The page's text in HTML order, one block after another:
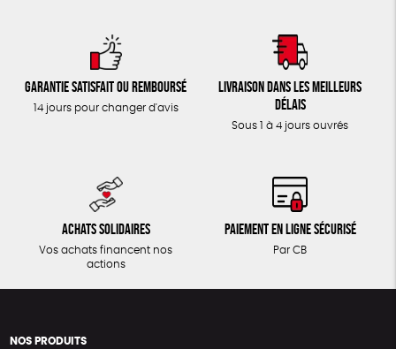
Garantie satisfait ou remboursé
14 jours pour changer d'avis
Livraison dans les meilleurs
délais
Sous 1 à 4 jours ouvrés
Achats solidaires
Vos achats financent nos
actions
Paiement en ligne sécurisé
Par CB
NOS PRODUITS